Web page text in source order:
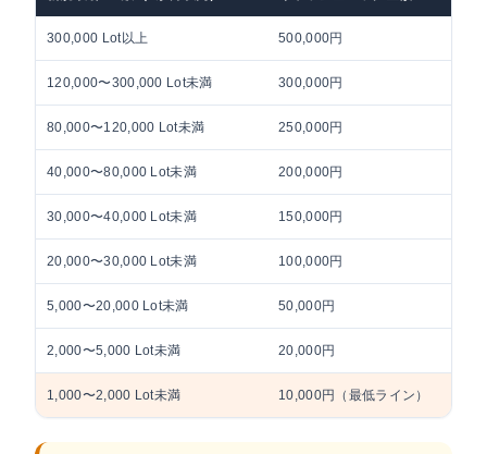
300,000 Lot以上 500,000円
120,000〜300,000 Lot未満 300,000円
80,000〜120,000 Lot未満 250,000円
40,000〜80,000 Lot未満 200,000円
30,000〜40,000 Lot未満 150,000円
20,000〜30,000 Lot未満 100,000円
5,000〜20,000 Lot未満 50,000円
2,000〜5,000 Lot未満 20,000円
1,000〜2,000 Lot未満 10,000円（最低ライン）